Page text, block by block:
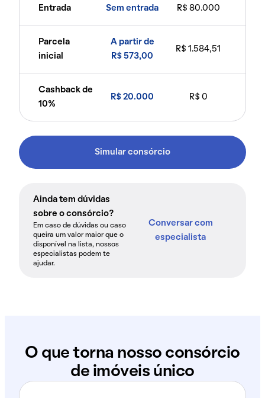
Entrada Sem entrada R$ 80.000
Parcela
inicial
A partir de
R$ 573,00
R$ 1.584,51
Cashback de
10%
R$ 20.000 R$ 0
Simular consórcio
Ainda tem dúvidas
sobre o consórcio?
Em caso de dúvidas ou caso
queira um valor maior que o
disponível na lista, nossos
especialistas podem te
ajudar.
Conversar com
especialista
O que torna nosso consórcio
de imóveis único